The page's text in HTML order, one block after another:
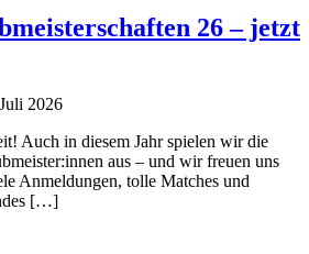
26 – jetzt
2026
Auch in diesem Jahr spielen wir die
aus – und wir freuen uns
Anmeldungen, tolle Matches und
[…]